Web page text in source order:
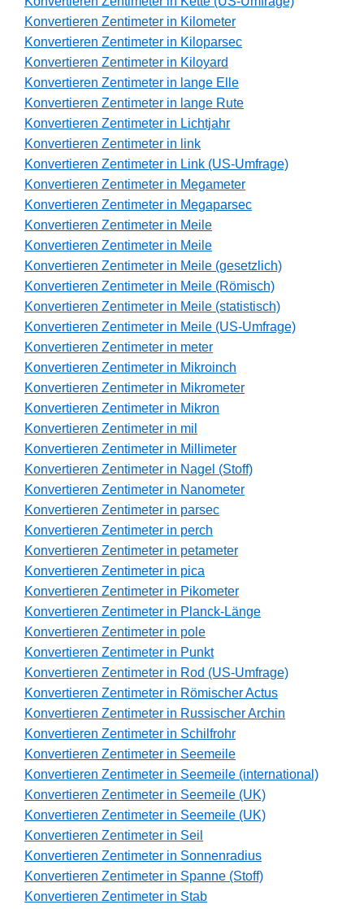
Konvertieren Zentimeter in Kilometer
Konvertieren Zentimeter in Kiloparsec
Konvertieren Zentimeter in Kiloyard
Konvertieren Zentimeter in lange Elle
Konvertieren Zentimeter in lange Rute
Konvertieren Zentimeter in Lichtjahr
Konvertieren Zentimeter in link
Konvertieren Zentimeter in Link (US-Umfrage)
Konvertieren Zentimeter in Megameter
Konvertieren Zentimeter in Megaparsec
Konvertieren Zentimeter in Meile
Konvertieren Zentimeter in Meile
Konvertieren Zentimeter in Meile (gesetzlich)
Konvertieren Zentimeter in Meile (Römisch)
Konvertieren Zentimeter in Meile (statistisch)
Konvertieren Zentimeter in Meile (US-Umfrage)
Konvertieren Zentimeter in meter
Konvertieren Zentimeter in Mikroinch
Konvertieren Zentimeter in Mikrometer
Konvertieren Zentimeter in Mikron
Konvertieren Zentimeter in mil
Konvertieren Zentimeter in Millimeter
Konvertieren Zentimeter in Nagel (Stoff)
Konvertieren Zentimeter in Nanometer
Konvertieren Zentimeter in parsec
Konvertieren Zentimeter in perch
Konvertieren Zentimeter in petameter
Konvertieren Zentimeter in pica
Konvertieren Zentimeter in Pikometer
Konvertieren Zentimeter in Planck-Länge
Konvertieren Zentimeter in pole
Konvertieren Zentimeter in Punkt
Konvertieren Zentimeter in Rod (US-Umfrage)
Konvertieren Zentimeter in Römischer Actus
Konvertieren Zentimeter in Russischer Archin
Konvertieren Zentimeter in Schilfrohr
Konvertieren Zentimeter in Seemeile
Konvertieren Zentimeter in Seemeile (international)
Konvertieren Zentimeter in Seemeile (UK)
Konvertieren Zentimeter in Seemeile (UK)
Konvertieren Zentimeter in Seil
Konvertieren Zentimeter in Sonnenradius
Konvertieren Zentimeter in Spanne (Stoff)
Konvertieren Zentimeter in Stab